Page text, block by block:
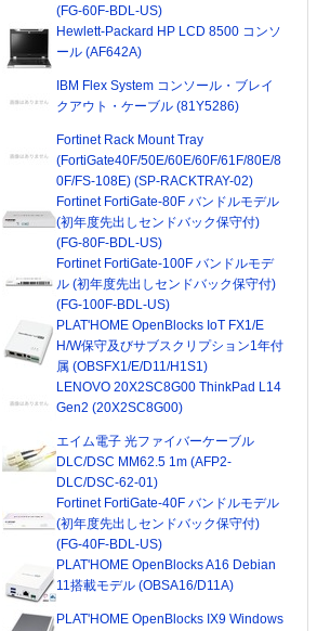
(FG-60F-BDL-US)
Hewlett-Packard HP LCD 8500 コンソ
ール (AF642A)
IBM Flex System コンソール・ブレイ
クアウト・ケーブル (81Y5286)
Fortinet Rack Mount Tray
(FortiGate40F/50E/60E/60F/61F/80E/8
0F/FS-108E) (SP-RACKTRAY-02)
Fortinet FortiGate-80F バンドルモデル
(初年度先出しセンドバック保守付)
(FG-80F-BDL-US)
Fortinet FortiGate-100F バンドルモデ
ル (初年度先出しセンドバック保守付)
(FG-100F-BDL-US)
PLAT'HOME OpenBlocks IoT FX1/E
H/W保守及びサブスクリプション1年付
属 (OBSFX1/E/D11/H1S1)
LENOVO 20X2SC8G00 ThinkPad L14
Gen2 (20X2SC8G00)
エイム電子 光ファイバーケーブル
DLC/DSC MM62.5 1m (AFP2-
DLC/DSC-62-01)
Fortinet FortiGate-40F バンドルモデル
(初年度先出しセンドバック保守付)
(FG-40F-BDL-US)
PLAT'HOME OpenBlocks A16 Debian
11搭載モデル (OBSA16/D11A)
PLAT'HOME OpenBlocks IX9 Windows